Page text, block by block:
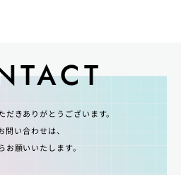
だきありがとうございます。
問い合わせは、
お願いいたします。